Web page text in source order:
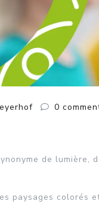
0
de lumière,
paysages colorés